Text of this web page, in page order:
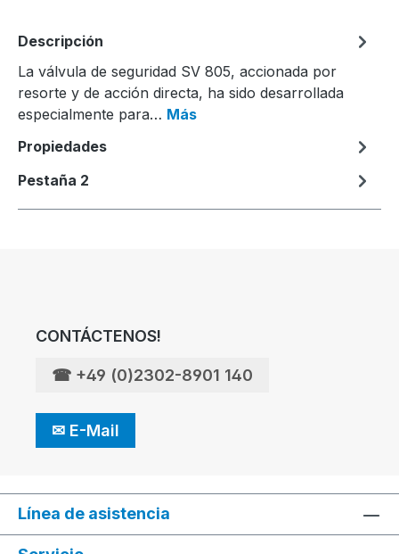
Descripción
La válvula de seguridad SV 805, accionada por
resorte y de acción directa, ha sido desarrollada
especialmente para… Más
Propiedades
Pestaña 2
CONTÁCTENOS!
☎ +49 (0)2302-8901 140
✉ E-Mail
Línea de asistencia